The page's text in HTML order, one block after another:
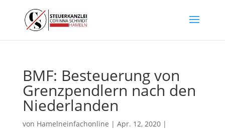
BMF: Besteuerung von
Grenzpendlern nach den
Niederlanden
von Hamelneinfachonline | Apr. 12, 2020|